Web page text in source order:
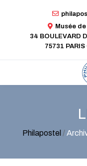
Musée
34 BOULEVARD
75731 PARIS
Philapostel /